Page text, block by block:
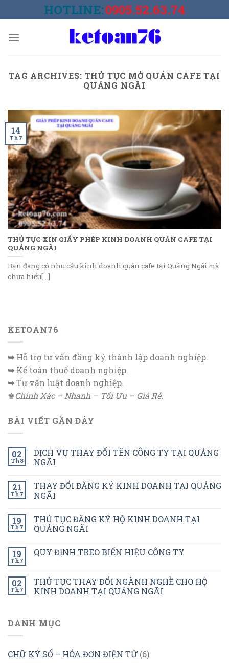
to
HOTLINE:0905.52.63.74
TAG ARCHIVES: THỦ TỤC MỞ QUÁN CAFE TẠI
QUẢNG NGÃI
THỦ TỤC XIN GIẤY PHÉP KINH DOANH QUÁN CAFE TẠI
QUẢNG NGÃI
Bạn đang có nhu cầu kinh doanh quán cafe tại Quảng Ngãi mà
chưa hiểu[...]
14
Th7
KETOAN76
➥Hỗ trợ tư vấn đăng ký thành lập doanh nghiệp.
➥Kế toán thuế doanh nghiệp.
➥Tư vấn luật doanh nghiệp.
♚Chính Xác – Nhanh – Tối Ưu – Giá Rẻ.
BÀI VIẾT GẦN ĐÂY
02
Th8
DỊCH VỤ THAY ĐỔI TÊN CÔNG TY TẠI QUẢNG
NGÃI
21
Th7
THAY ĐỔI ĐĂNG KÝ KINH DOANH TẠI QUẢNG
NGÃI
19
Th7
THỦ TỤC ĐĂNG KÝ HỘ KINH DOANH TẠI
QUẢNG NGÃI
19
Th7
QUY ĐỊNH TREO BIỂN HIỆU CÔNG TY
02
Th7
THỦ TỤC THAY ĐỔI NGÀNH NGHỀ CHO HỘ
KINH DOANH TẠI QUẢNG NGÃI
DANH MỤC
CHỮ KÝ SỐ – HÓA ĐƠN ĐIỆN TỬ(6)